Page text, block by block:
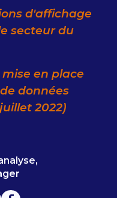
d'affichage
secteur du
en place
données
2022)